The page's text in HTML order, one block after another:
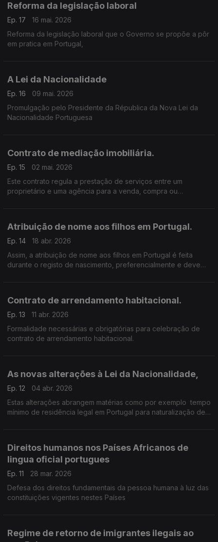
Reforma da legislação laboral
Ep. 17
16 mai. 2026
Reforma da legislação laboral que o Governo se propõe a pôr
em pratica em Portugal,
A Lei da Nacionalidade
Ep. 16
09 mai. 2026
Promulgação pelo Presidente da Républica da Nova Lei da
Nacionalidade Portuguesa
Contrato de mediação imobiliária.
Ep. 15
02 mai. 2026
Este contrato regula a prestação de serviços entre um
proprietário e uma agência para a venda, compra ou
Atribuição de nome aos filhos em Portugal.
Ep. 14
18 abr. 2026
Assim, a atribuição de nome aos filhos em Portugal é feita
durante o registo de nascimento, preferencialmente e deve
Contrato de arrendamento habitacional.
Ep. 13
11 abr. 2026
Formalidade necessárias e obrigatórias para celebração de
contrato de arrendamento habitacional.
As novas alterações à Lei da Nacionalidade,
Ep. 12
04 abr. 2026
Estas alterações abrangem matérias como por exemplo tempo
mínimo de residência legal em Portugal para naturalização de
Direitos humanos nos Países Africanos de
lingua oficial portugues
Ep. 11
28 mar. 2026
Defesa dos direitos fundamentais da pessoa humana à luz das
constituições vigentes nestes Países
Regime de retorno de imigrantes ilegais ao